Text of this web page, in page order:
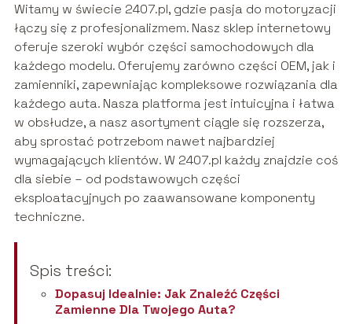
Witamy w świecie 2407.pl, gdzie pasja do motoryzacji
łączy się z profesjonalizmem. Nasz sklep internetowy
oferuje szeroki wybór części samochodowych dla
każdego modelu. Oferujemy zarówno części OEM, jak i
zamienniki, zapewniając kompleksowe rozwiązania dla
każdego auta. Nasza platforma jest intuicyjna i łatwa
w obsłudze, a nasz asortyment ciągle się rozszerza,
aby sprostać potrzebom nawet najbardziej
wymagających klientów. W 2407.pl każdy znajdzie coś
dla siebie – od podstawowych części
eksploatacyjnych po zaawansowane komponenty
techniczne.
Spis treści:
Dopasuj Idealnie: Jak Znaleźć Części
Zamienne Dla Twojego Auta?